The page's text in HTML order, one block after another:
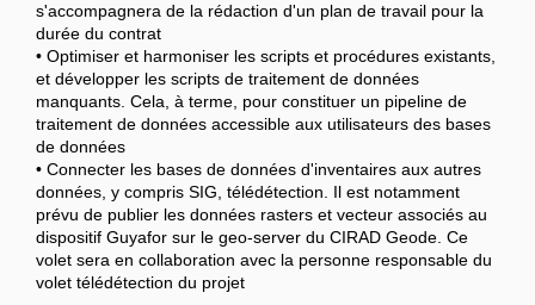
s'accompagnera de la rédaction d'un plan de travail pour la
durée du contrat
• Optimiser et harmoniser les scripts et procédures existants,
et développer les scripts de traitement de données
manquants. Cela, à terme, pour constituer un pipeline de
traitement de données accessible aux utilisateurs des bases
de données
• Connecter les bases de données d'inventaires aux autres
données, y compris SIG, télédétection. Il est notamment
prévu de publier les données rasters et vecteur associés au
dispositif Guyafor sur le geo-server du CIRAD Geode. Ce
volet sera en collaboration avec la personne responsable du
volet télédétection du projet